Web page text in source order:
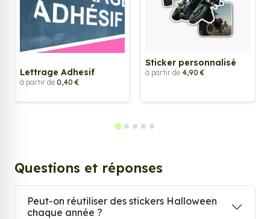
Lettrage Adhesif
à partir de 0,40 €
Sticker personnalisé
à partir de 4,90 €
Questions et réponses
Peut-on réutiliser des stickers Halloween
chaque année ?